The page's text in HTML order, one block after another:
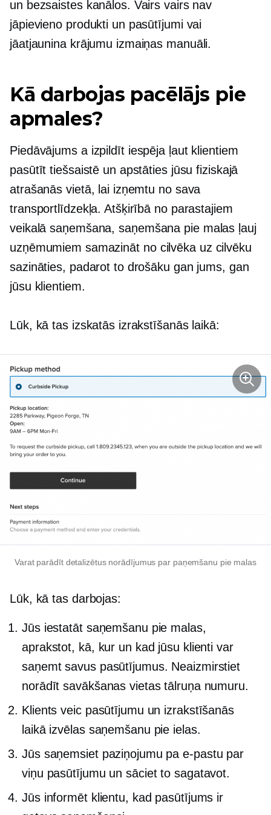
un bezsaistes kanālos. Vairs vairs nav
jāpievieno produkti un pasūtījumi vai
jāatjaunina krājumu izmaiņas manuāli.
Kā darbojas pacēlājs pie
apmales?
Piedāvājums a izpildītiespēja ļaut klientiem
pasūtīt tiešsaistē un apstāties jūsu fiziskajā
atrašanās vietā, lai izņemtu no sava
transportlīdzekļa. Atšķirībā no parastajiem
veikalā saņemšana, saņemšana pie malas ļauj
uzņēmumiem samazināt no cilvēka uz cilvēku
sazināties, padarot to drošāku gan jums, gan
jūsu klientiem.
Lūk, kā tas izskatās izrakstīšanās laikā:
Varat parādīt detalizētus norādījumus par paņemšanu pie malas
Lūk, kā tas darbojas:
Jūs iestatāt saņemšanu pie malas,
aprakstot, kā, kur un kad jūsu klienti var
saņemt savus pasūtījumus. Neaizmirstiet
norādīt savākšanas vietas tālruņa numuru.
Klients veic pasūtījumu un izrakstīšanās
laikā izvēlas saņemšanu pie ielas.
Jūs saņemsiet paziņojumu pa e-pastu par
viņu pasūtījumu un sāciet to sagatavot.
Jūs informēt klientu, kad pasūtījums ir